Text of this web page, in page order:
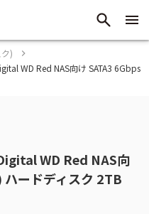
)
WD Red NAS向け SATA3 6Gbps
WD Red NAS向
ードディスク 2TB